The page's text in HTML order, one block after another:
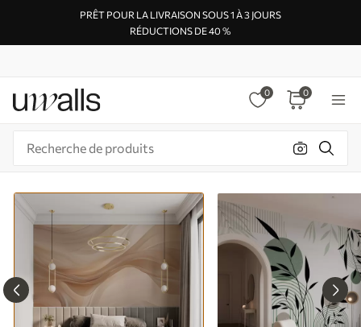
PRÊT POUR LA LIVRAISON SOUS 1 À 3 JOURS
RÉDUCTIONS DE 40 %
0 0